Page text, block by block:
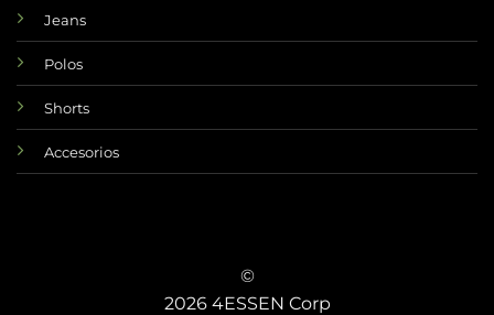
Jeans
Polos
Shorts
Accesorios
©
2026 4ESSEN Corp